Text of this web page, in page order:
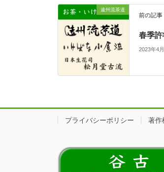
遠州流茶道
前の記事
春季
2023年4
プライバシーポリシー 著作